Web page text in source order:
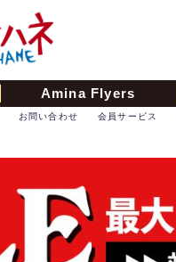
Amina Flyers
会員サービス
お問い合わせ